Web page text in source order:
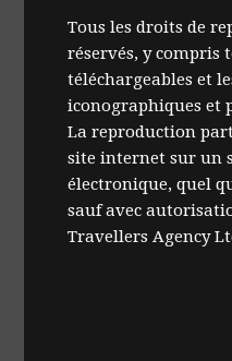
Tous les droits de
réservés, y compris
téléchargeables et
iconographiques et
La reproduction
site internet sur un
électronique, quel
sauf avec
Travellers Agency